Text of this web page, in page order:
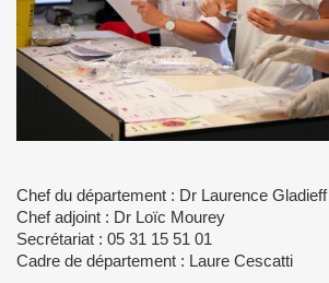
Chef du département : Dr Laurence Gladieff
Chef adjoint : Dr Loïc Mourey
Secrétariat : 05 31 15 51 01
Cadre de département : Laure Cescatti